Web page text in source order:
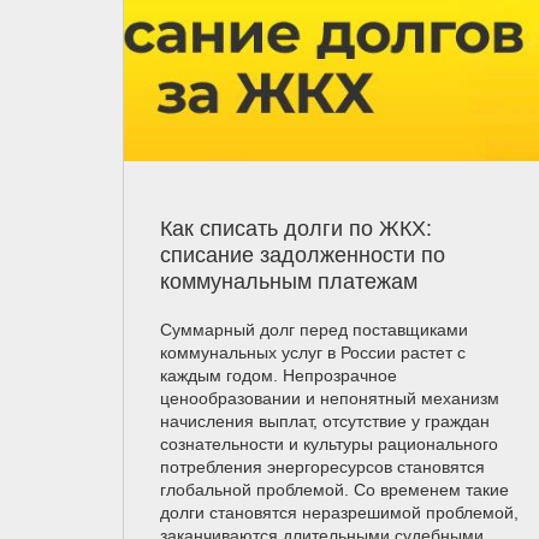
Как списать долги по ЖКХ:
списание задолженности по
коммунальным платежам
Суммарный долг перед поставщиками
коммунальных услуг в России растет с
каждым годом. Непрозрачное
ценообразовании и непонятный механизм
начисления выплат, отсутствие у граждан
сознательности и культуры рационального
потребления энергоресурсов становятся
глобальной проблемой. Со временем такие
долги становятся неразрешимой проблемой,